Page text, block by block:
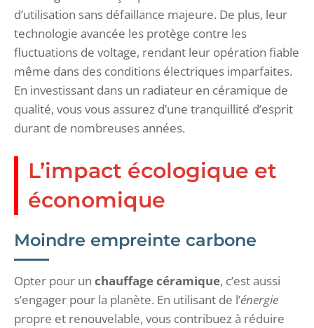
d’utilisation sans défaillance majeure. De plus, leur
technologie avancée les protège contre les
fluctuations de voltage, rendant leur opération fiable
même dans des conditions électriques imparfaites.
En investissant dans un radiateur en céramique de
qualité, vous vous assurez d’une tranquillité d’esprit
durant de nombreuses années.
L’impact écologique et
économique
Moindre empreinte carbone
Opter pour un chauffage céramique, c’est aussi
s’engager pour la planète. En utilisant de l’énergie
propre et renouvelable, vous contribuez à réduire